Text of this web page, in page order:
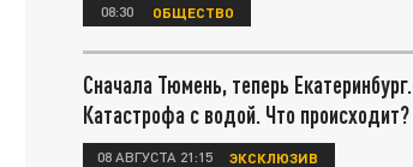
08:30 ОБЩЕСТВО
Сначала Тюмень, теперь Екатеринбург.
Катастрофа с водой. Что происходит?
08 АВГУСТА 21:15 ЭКСКЛЮЗИВ